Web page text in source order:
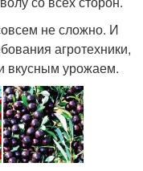
не сложно. И
агротехники,
вкусным урожаем.